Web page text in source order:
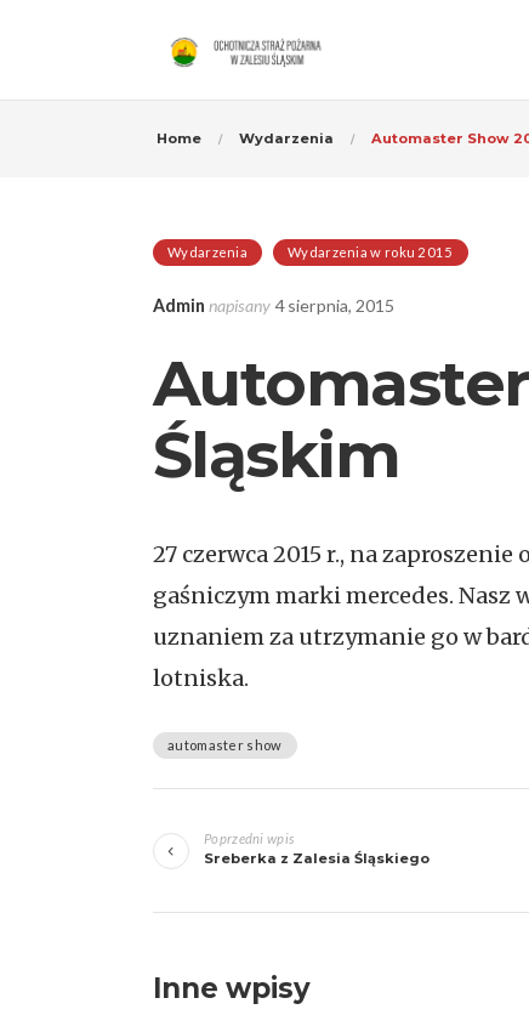
Home Wydarzenia Automaster Show
Wydarzenia Wydarzenia w roku 2015
Admin napisany 4 sierpnia, 2015
Śląskim
27 czerwca 2015 r., na
gaśniczym marki mercedes. Nasz
uznaniem za utrzymanie go w
lotniska.
automaster show
wpisy
Poprzedni wpis
Sreberka z Zalesia Śląskiego
Inne wpisy